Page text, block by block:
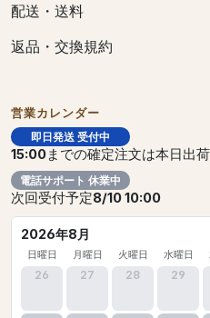
配送・送料
返品・交換規約
営業カレンダー
即日発送 受付中
15:00までの確定注文は本日出
電話サポート 休業中
次回受付予定8/10 10:00
2026年8月
日曜日 月曜日 火曜日 水曜日
26 27 28 29